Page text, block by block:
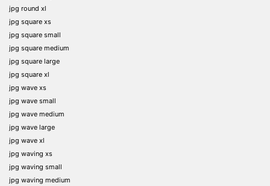
jpg round xl
jpg square xs
jpg square small
jpg square medium
jpg square large
jpg square xl
jpg wave xs
jpg wave small
jpg wave medium
jpg wave large
jpg wave xl
jpg waving xs
jpg waving small
jpg waving medium